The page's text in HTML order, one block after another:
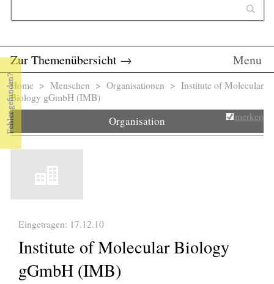
Zur Themenübersicht → Menu
Sie sind hier
Home > Menschen > Organisationen > Institute of Molecular
Biology gGmbH (IMB)
Organisation merken
Eingetragen: 17.12.10
Institute of Molecular Biology
gGmbH (IMB)